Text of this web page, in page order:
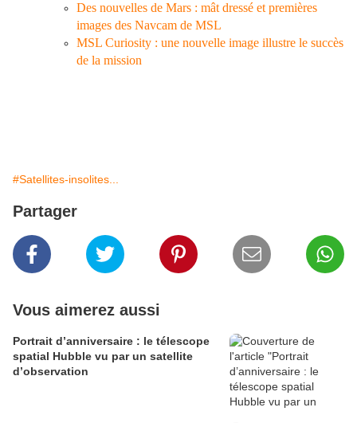
Des nouvelles de Mars : mât dressé et premières
images des Navcam de MSL
MSL Curiosity : une nouvelle image illustre le succès
de la mission
#Satellites-insolites...
Partager
Vous aimerez aussi
Portrait d’anniversaire : le télescope
spatial Hubble vu par un satellite
d’observation